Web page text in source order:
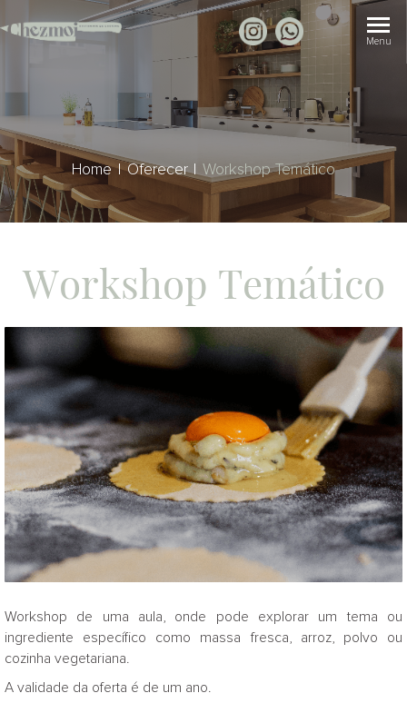
Home Oferecer Workshop Temático
Workshop Temático
Workshop de uma aula, onde pode explorar um tema ou
ingrediente específico como massa fresca, arroz, polvo ou
cozinha vegetariana.
A validade da oferta é de um ano.